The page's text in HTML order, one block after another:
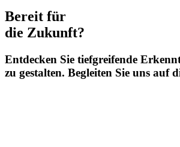
Bereit für
die Zukunft?
Entdecken Sie tiefgreifende
zu gestalten. Begleiten Sie uns